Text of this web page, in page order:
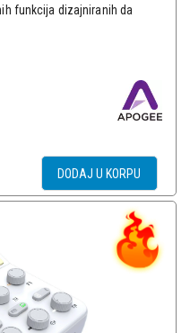
funkcija dizajniranih da
DODAJ U KORPU